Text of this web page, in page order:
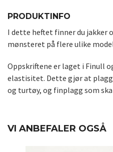
PRODUKTINFO
I dette heftet finner du jakker
mønsteret på flere ulike
Oppskriftene er laget i Finull
elastisitet. Dette gjør at
og turtøy, og finplagg som
VI ANBEFALER OGSÅ